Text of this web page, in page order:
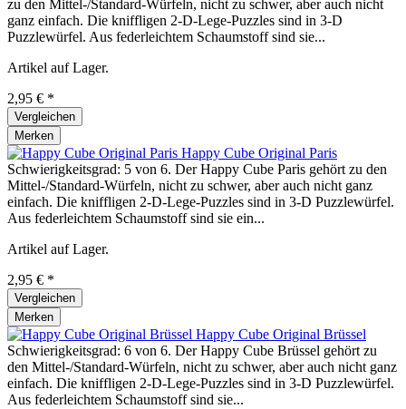
zu den Mittel-/Standard-Würfeln, nicht zu schwer, aber auch nicht
ganz einfach. Die kniffligen 2-D-Lege-Puzzles sind in 3-D
Puzzlewürfel. Aus federleichtem Schaumstoff sind sie...
Artikel auf Lager.
2,95 € *
Vergleichen
Merken
Happy Cube Original Paris
Schwierigkeitsgrad: 5 von 6. Der Happy Cube Paris gehört zu den
Mittel-/Standard-Würfeln, nicht zu schwer, aber auch nicht ganz
einfach. Die kniffligen 2-D-Lege-Puzzles sind in 3-D Puzzlewürfel.
Aus federleichtem Schaumstoff sind sie ein...
Artikel auf Lager.
2,95 € *
Vergleichen
Merken
Happy Cube Original Brüssel
Schwierigkeitsgrad: 6 von 6. Der Happy Cube Brüssel gehört zu
den Mittel-/Standard-Würfeln, nicht zu schwer, aber auch nicht ganz
einfach. Die kniffligen 2-D-Lege-Puzzles sind in 3-D Puzzlewürfel.
Aus federleichtem Schaumstoff sind sie...